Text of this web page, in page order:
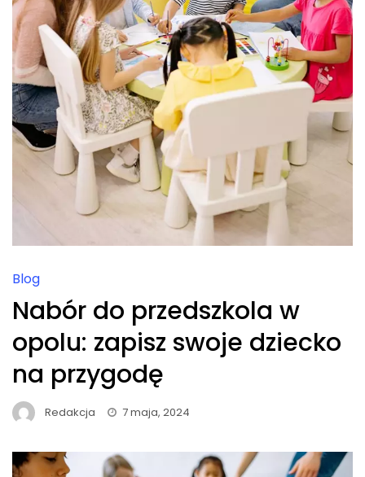
Blog
Nabór do przedszkola w
opolu: zapisz swoje dziecko
na przygodę
Redakcja 7 maja, 2024